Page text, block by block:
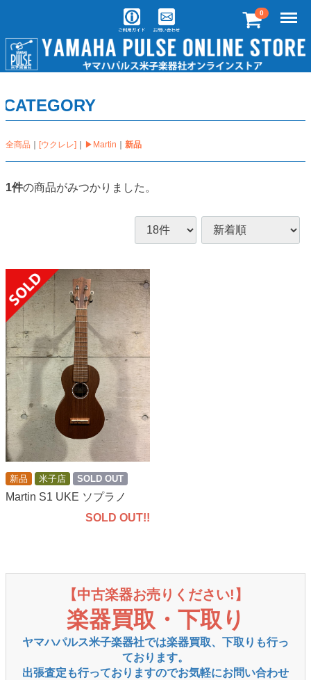
0 Menu
CATEGORY
全商品 [ウクレレ] ▶Martin 新品
1件の商品がみつかりました。
新品 米子店 SOLD OUT
Martin S1 UKE ソプラノ
SOLD OUT!!
【中古楽器お売りください!】
楽器買取・下取り
ヤマハパルス米子楽器社では楽器買取、下取りも行っ
ております。
出張査定も行っておりますのでお気軽にお問い合わせ